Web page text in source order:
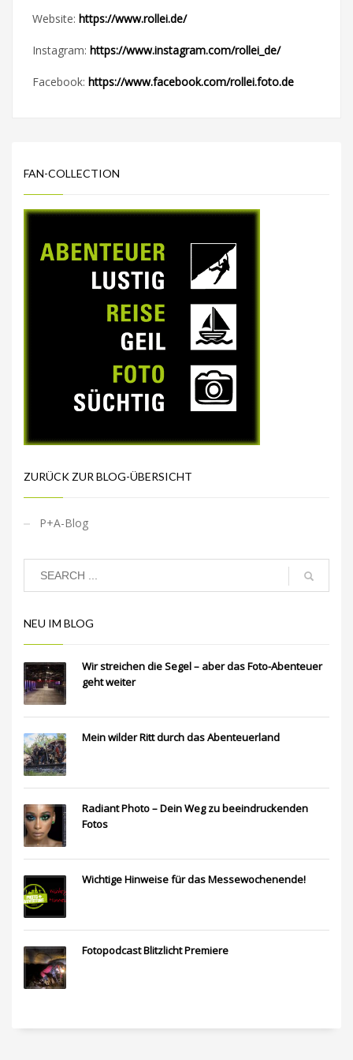
Website: https://www.rollei.de/
Instagram: https://www.instagram.com/rollei_de/
Facebook: https://www.facebook.com/rollei.foto.de
FAN-COLLECTION
ZURÜCK ZUR BLOG-ÜBERSICHT
P+A-Blog
NEU IM BLOG
Wir streichen die Segel – aber das Foto-Abenteuer
geht weiter
Mein wilder Ritt durch das Abenteuerland
Radiant Photo – Dein Weg zu beeindruckenden
Fotos
Wichtige Hinweise für das Messewochenende!
Fotopodcast Blitzlicht Premiere